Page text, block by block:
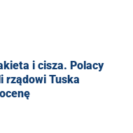
i cisza. Polacy
rządowi Tuska